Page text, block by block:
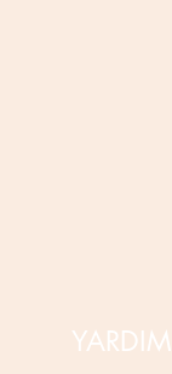
YARDIM